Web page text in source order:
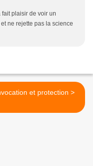
plaisir de voir un
ne rejette pas la science
Invocation et protection >